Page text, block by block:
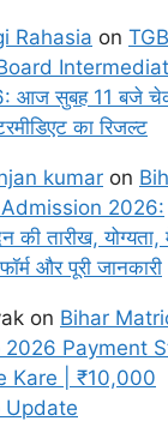
Rahasia on
आज सुबह 11 बजे
का रिजल्ट
kumar on
2026:
तारीख, योग्यता,
और पूरी जानकारी
on Bihar
2026 Payment
Kare | ₹10,000
Update